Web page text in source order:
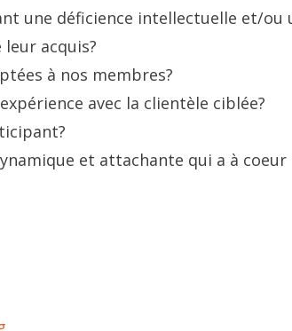
une déficience intellectuelle et/ou
acquis?
à nos membres?
avec la clientèle ciblée?
et attachante qui a à